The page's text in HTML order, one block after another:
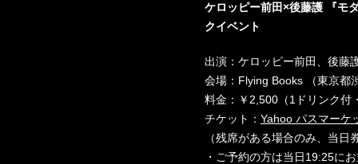
ケロッピー前田×後藤護 『モ
クイベント
出演：ケロッピー前田、後藤
会場：Flying Books （東京
料金：￥2,500（1ドリンク付
チケット： Yahoo パスマーケ
（残席がある場合のみ、当
・ご予約の方は当日19:25に